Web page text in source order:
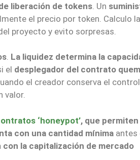
liberación de tokens . Un
el precio por token. Calculo la
proyecto y evito sorpresas.
. La liquidez determina la
el desplegador del contrato
el creador conserva el
valor.
‘honeypot’, que permiten
con una cantidad mínima antes
la capitalización de mercado